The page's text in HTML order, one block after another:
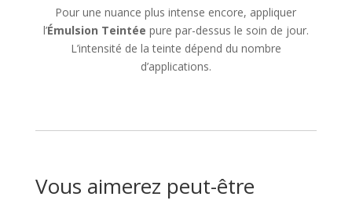
Pour une nuance plus intense encore, appliquer
l’Émulsion Teintée pure par-dessus le soin de jour.
L’intensité de la teinte dépend du nombre
d’applications.
Vous aimerez peut-être